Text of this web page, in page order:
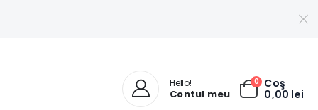
Hello!
Contul meu
0 Coş
0,00 lei